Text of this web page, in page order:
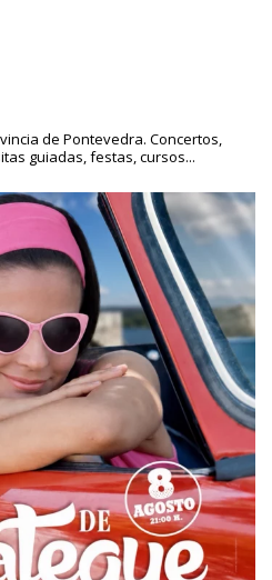
de Pontevedra. Concertos,
guiadas, festas, cursos...